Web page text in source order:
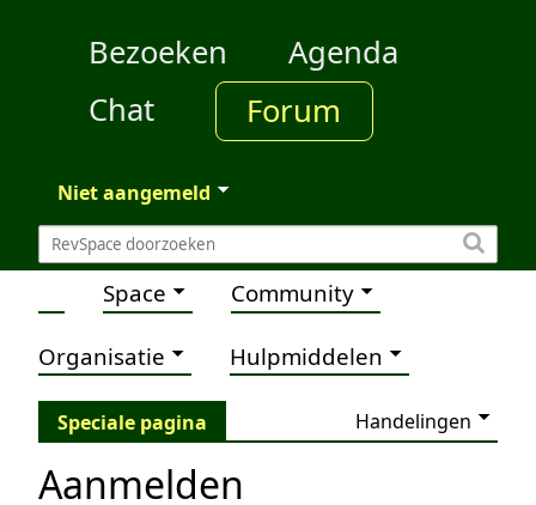
Bezoeken
Agenda
Chat
Forum
Niet aangemeld
Space Community
Organisatie Hulpmiddelen
Speciale pagina Handelingen
Aanmelden